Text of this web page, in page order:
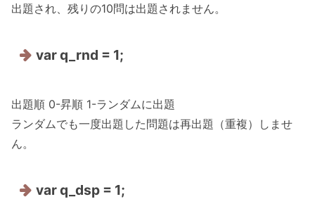
出題され、残りの10問は出題されません。
var q_rnd = 1;
出題順 0-昇順 1-ランダムに出題
ランダムでも一度出題した問題は再出題（重複）しませ
ん。
var q_dsp = 1;